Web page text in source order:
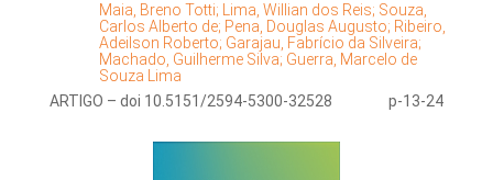
Maia, Breno Totti; Lima, Willian dos Reis; Souza,
Carlos Alberto de; Pena, Douglas Augusto; Ribeiro,
Adeilson Roberto; Garajau, Fabrício da Silveira;
Machado, Guilherme Silva; Guerra, Marcelo de
Souza Lima
ARTIGO – doi 10.5151/2594-5300-32528
p-13-24